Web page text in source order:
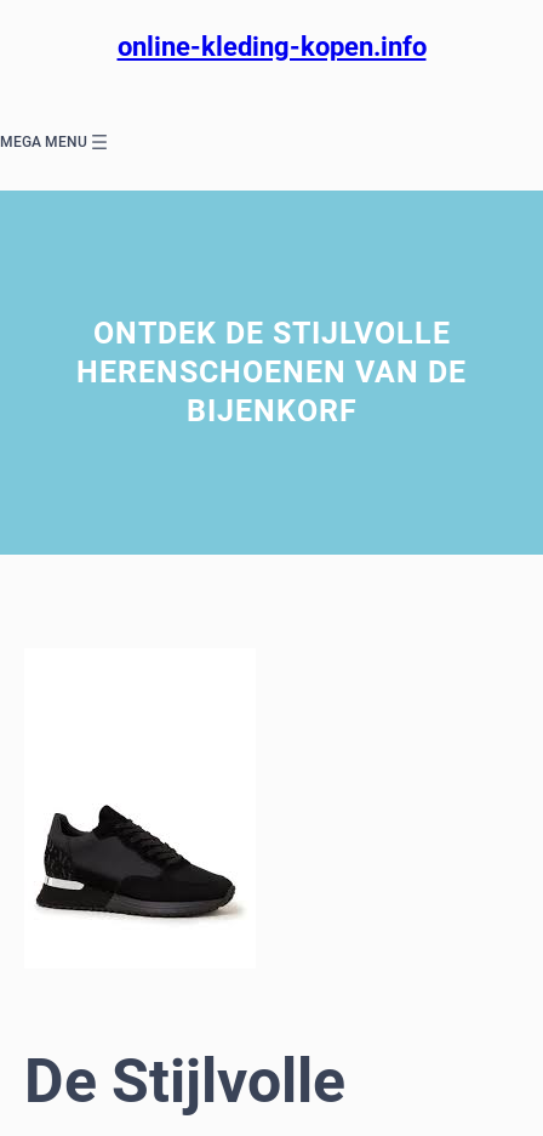
online-kleding-kopen.info
MEGA MENU
ONTDEK DE STIJLVOLLE
HERENSCHOENEN VAN DE
BIJENKORF
De Stijlvolle